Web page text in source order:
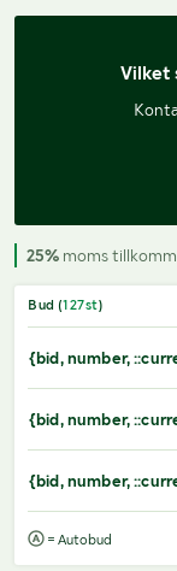
Vilket
25% moms
Bud (127st)
{bid, number,
{bid, number,
{bid, number,
= Autobud